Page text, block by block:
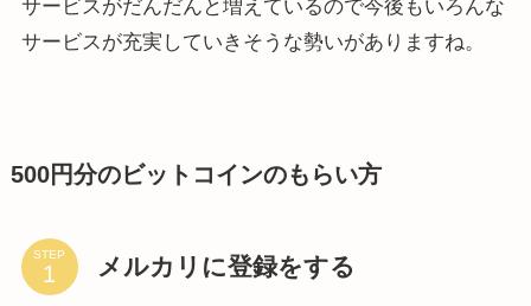
サービスがだんだんと増えているので今後もいろんな
サービスが充実していきそうな勢いがありますね。
500円分のビットコインのもらい方
STEP メルカリに登録をする